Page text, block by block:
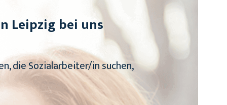
Leipzig bei uns
die Sozialarbeiter/in suchen,